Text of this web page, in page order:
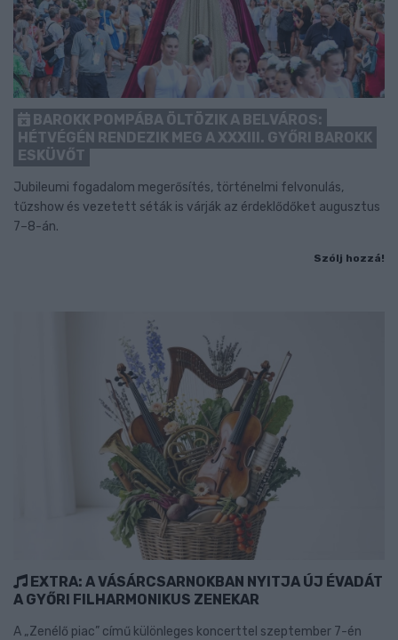
BAROKK POMPÁBA ÖLTÖZIK A BELVÁROS:
HÉTVÉGÉN RENDEZIK MEG A XXXIII. GYŐRI BAROKK
ESKÜVŐT
Jubileumi fogadalom megerősítés, történelmi felvonulás,
tűzshow és vezetett séták is várják az érdeklődőket augusztus
7–8-án.
Szólj hozzá!
EXTRA: A VÁSÁRCSARNOKBAN NYITJA ÚJ ÉVADÁT
A GYŐRI FILHARMONIKUS ZENEKAR
A „Zenélő piac” című különleges koncerttel szeptember 7-én